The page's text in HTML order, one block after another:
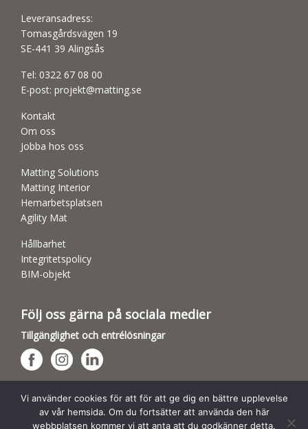
Leveransadress:
Tomasgårdsvägen 19
SE-441 39 Alingsås
Tel: 0322 67 08 00
E-post: projekt@matting.se
Kontakt
Om oss
Jobba hos oss
Matting Solutions
Matting Interior
Hemarbetsplatsen
Agility Mat
Hållbarhet
Integritetspolicy
BIM-objekt
Följ oss gärna på sociala medier
Tillgänglighet och entrélösningar
Hundsporthallar
Vi använder cookies för att för att ge dig en bättre upplevelse
av vår hemsida. Om du fortsätter att använda den här
webbplatsen kommer vi att anta att du godkänner detta.